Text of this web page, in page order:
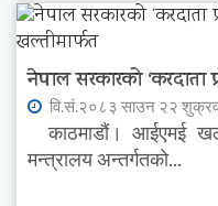
नेपाल सरकारको ‘करदाता
वि.सं.२०८३ साउन २२
काठमाडौं। आईएमई
मन्त्रालय अन्तर्गतको...